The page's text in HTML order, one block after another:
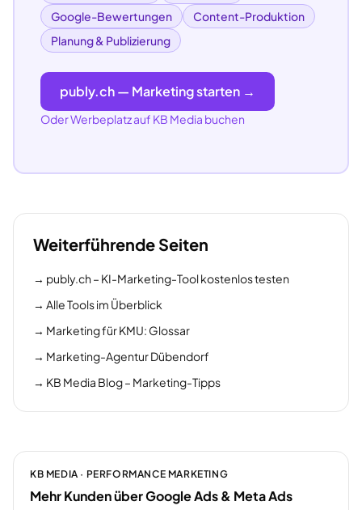
Google-Bewertungen
Content-Produktion
Planung & Publizierung
publy.ch — Marketing starten →
Oder Werbeplatz auf KB Media buchen
Weiterführende Seiten
→ publy.ch – KI-Marketing-Tool kostenlos testen
→ Alle Tools im Überblick
→ Marketing für KMU: Glossar
→ Marketing-Agentur Dübendorf
→ KB Media Blog – Marketing-Tipps
KB MEDIA · PERFORMANCE MARKETING
Mehr Kunden über Google Ads & Meta Ads